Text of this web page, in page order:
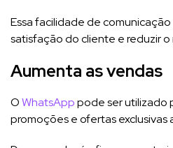
Essa facilidade de
satisfação do cliente e reduzir o
Aumenta as vendas
OWhatsApppode ser utilizado
promoções e ofertas exclusivas